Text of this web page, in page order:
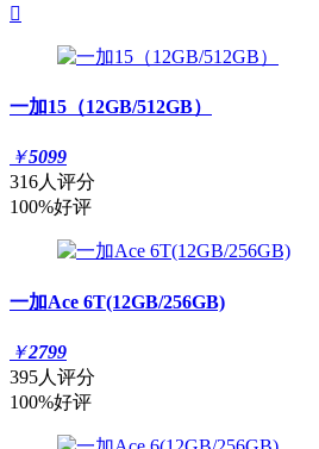

一加15（12GB/512GB）
￥5099
316人评分
100%好评
一加Ace 6T(12GB/256GB)
￥2799
395人评分
100%好评